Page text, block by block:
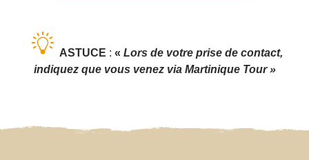
ASTUCE : « Lors de votre prise de contact,
indiquez que vous venez via Martinique Tour »